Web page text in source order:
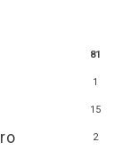
81
1
15
2